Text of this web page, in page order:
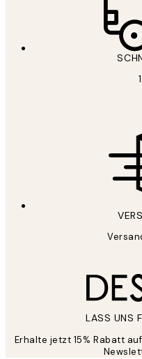
LASS UNS
Erhalte jetzt 15% Rabatt